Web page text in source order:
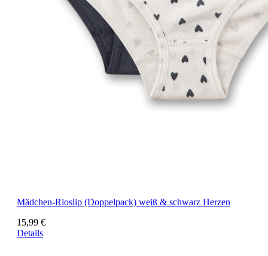
Mädchen-Rioslip (Doppelpack) weiß & schwarz Herzen
15,99 €
Details